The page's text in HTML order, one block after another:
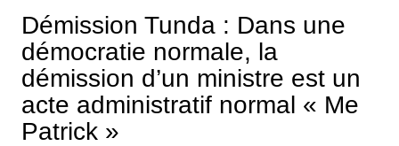
Démission Tunda : Dans une
démocratie normale, la
démission d’un ministre est un
acte administratif normal « Me
Patrick »